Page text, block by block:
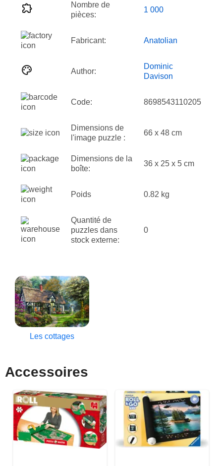
Nombre de
pièces:
1 000
Fabricant: Anatolian
Author:
Dominic
Davison
Code: 8698543110205
Dimensions de
l'image puzzle :
66 x 48 cm
Dimensions de la
boîte:
36 x 25 x 5 cm
Poids 0.82 kg
Quantité de
puzzles dans
stock externe:
0
Les cottages
Accessoires